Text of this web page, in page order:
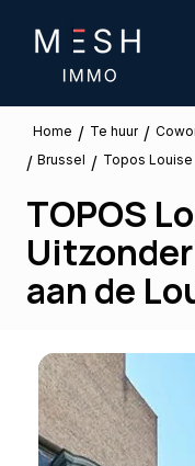
Home / Te huur /
/ Brussel / Topos Louise
TOPOS
aan de